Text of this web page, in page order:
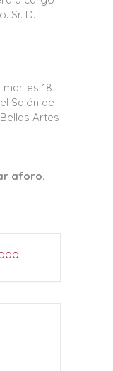
Sr. D.
18
Salón de
Artes
aforo.